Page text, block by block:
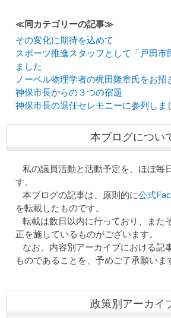
≪同カテゴリーの記事≫
その変化に期待を込めて
スポーツ推進スタッフとして「戸田市
ました
ノーベル物理学者の梶田隆章氏をお招
神保市長からの３つの宿題
神保市長の退任セレモニーに参列しま
本ブログについ
私の議員活動と活動予定を、ほぼ毎
す。
本ブログの記事は、原則的に公式
を転載したものです。
転載は数日以内に行っており、また
正を施しているものがございます。
なお、内容別アーカイブにおける記
ものであることを、予めご了承願いま
政策別アーカイ